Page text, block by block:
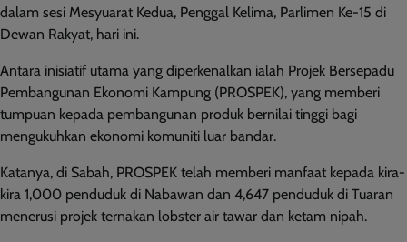
dalam sesi Mesyuarat Kedua, Penggal Kelima, Parlimen Ke-15 di
Dewan Rakyat, hari ini.
Antara inisiatif utama yang diperkenalkan ialah Projek Bersepadu
Pembangunan Ekonomi Kampung (PROSPEK), yang memberi
tumpuan kepada pembangunan produk bernilai tinggi bagi
mengukuhkan ekonomi komuniti luar bandar.
Katanya, di Sabah, PROSPEK telah memberi manfaat kepada kira-
kira 1,000 penduduk di Nabawan dan 4,647 penduduk di Tuaran
menerusi projek ternakan lobster air tawar dan ketam nipah.